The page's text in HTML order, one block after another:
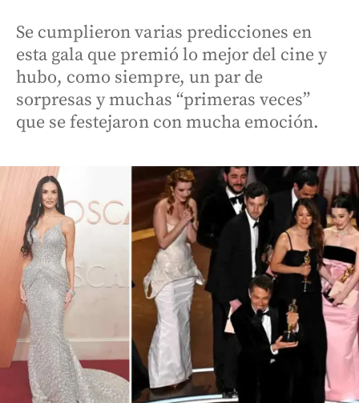
Se cumplieron varias predicciones en
esta gala que premió lo mejor del cine y
hubo, como siempre, un par de
sorpresas y muchas “primeras veces”
que se festejaron con mucha emoción.